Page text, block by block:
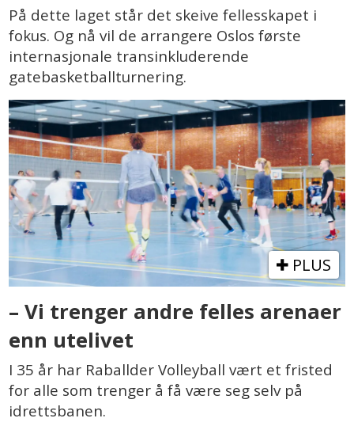
På dette laget står det skeive fellesskapet i
fokus. Og nå vil de arrangere Oslos første
internasjonale transinkluderende
gatebasketballturnering.
PLUS
– Vi trenger andre felles arenaer
enn utelivet
I 35 år har Raballder Volleyball vært et fristed
for alle som trenger å få være seg selv på
idrettsbanen.